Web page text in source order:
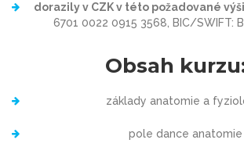
dorazily v CZK v této požadované výši
6701 0022 0915 3568, BIC/SWIFT:
Obsah
základy anatomie a
pole dance anatomie